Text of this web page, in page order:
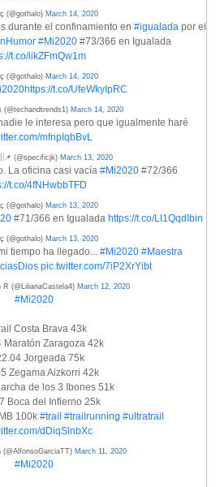
(@gothalo) March 14, 2020
durante el confinamiento en #igualada por el
#Mi2020 #73/366 en Igualada
t.co/iikZFmQw1m
(@gothalo) March 14, 2020
https://t.co/UfeWkyIpRC
March 14, 2020
le interesa pero que igualmente haré
mfnpIqbBvL
(@specificjk) March 13, 2020
La oficina casi vacía #Mi2020 #72/366
t.co/4fNHwbbTFD
(@gothalo) March 13, 2020
#71/366 en Igualada https://t.co/Ll1QqdIbin
(@gothalo) March 13, 2020
tiempo ha llegado... #Mi2020 #Maestra
pic.twitter.com/7iP2XrYibt
(@LilianaCastela4) March 12, 2020
#Mi2020
Costa Brava 43k
Maratón Zaragoza 42k
Jorgeada 75k
Zegama Aizkorri 42k
de los 3 Ibones 51k
Boca del Infierno 25k
100k #trail #trailrunning #ultratrail
dDiqSlnbXc
March 11, 2020
#Mi2020